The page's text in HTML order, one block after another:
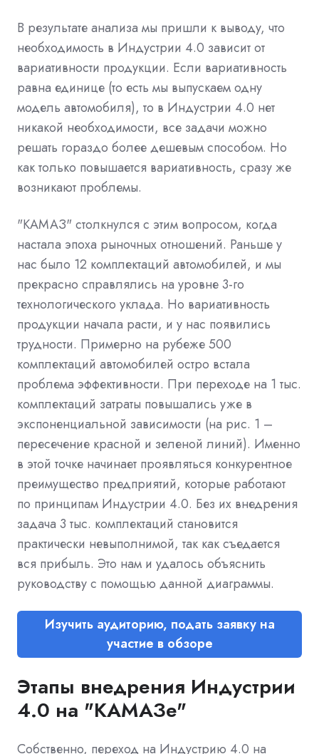
В результате анализа мы пришли к выводу, что
необходимость в Индустрии 4.0 зависит от
вариативности продукции. Если вариативность
равна единице (то есть мы выпускаем одну
модель автомобиля), то в Индустрии 4.0 нет
никакой необходимости, все задачи можно
решать гораздо более дешевым способом. Но
как только повышается вариативность, сразу же
возникают проблемы.
"КАМАЗ" столкнулся с этим вопросом, когда
настала эпоха рыночных отношений. Раньше у
нас было 12 комплектаций автомобилей, и мы
прекрасно справлялись на уровне 3-го
технологического уклада. Но вариативность
продукции начала расти, и у нас появились
трудности. Примерно на рубеже 500
комплектаций автомобилей остро встала
проблема эффективности. При переходе на 1 тыс.
комплектаций затраты повышались уже в
экспоненциальной зависимости (на рис. 1 –
пересечение красной и зеленой линий). Именно
в этой точке начинает проявляться конкурентное
преимущество предприятий, которые работают
по принципам Индустрии 4.0. Без их внедрения
задача 3 тыс. комплектаций становится
практически невыполнимой, так как съедается
вся прибыль. Это нам и удалось объяснить
руководству с помощью данной диаграммы.
Изучить аудиторию, подать заявку на
участие в обзоре
Этапы внедрения Индустрии
4.0 на "КАМАЗе"
Собственно, переход на Индустрию 4.0 на